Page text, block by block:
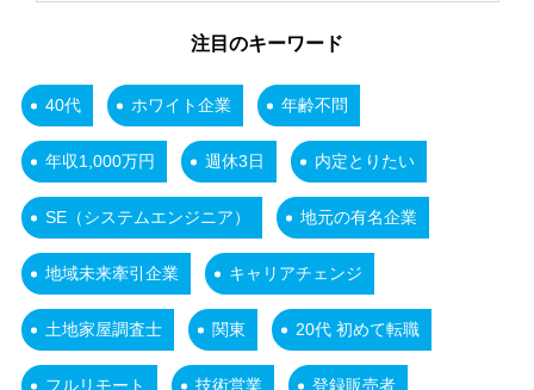
注目のキーワード
40代 ホワイト企業 年齢不問
年収1,000万円 週休3日 内定とりたい
SE（システムエンジニア） 地元の有名企業
地域未来牽引企業 キャリアチェンジ
土地家屋調査士 関東 20代 初めて転職
フルリモート 技術営業 登録販売者